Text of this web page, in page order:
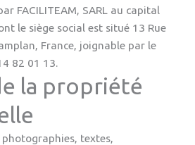
FACILITEAM, SARL au capital
le siège social est situé 13 Rue
France, joignable par le
82 01 13.
la propriété
photographies, textes,